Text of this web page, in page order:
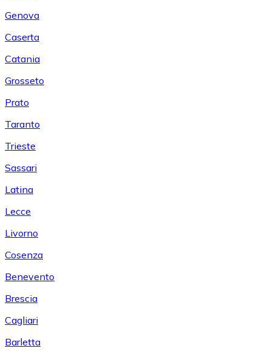
Genova
Caserta
Catania
Grosseto
Prato
Taranto
Trieste
Sassari
Latina
Lecce
Livorno
Cosenza
Benevento
Brescia
Cagliari
Barletta